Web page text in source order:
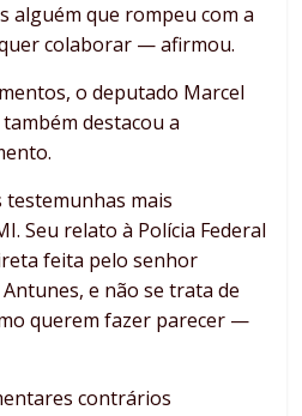
alguém que rompeu com a
colaborar — afirmou.
o deputado Marcel
destacou a
mais
Seu relato à Polícia Federal
feita pelo senhor
e não se trata de
querem fazer parecer —
contrários